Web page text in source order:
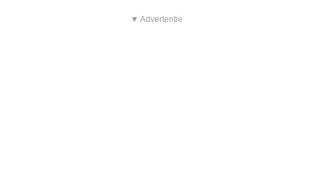
▼ Advertentie